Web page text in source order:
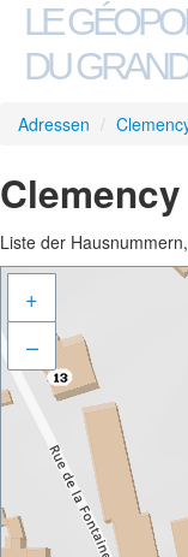
LE
DU
Adressen /
Liste der
+
–